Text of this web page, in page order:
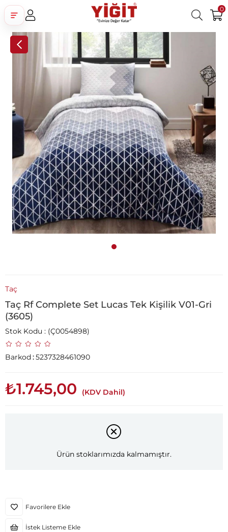
0
Üye Ol Facebook İle Bağlan
Google İle Bağlan
Taç
Taç Rf Complete Set Lucas Tek Kişilik V01-Gri
(3605)
Stok Kodu (Ç0054898)
Barkod:5237328461090
₺1.745,00 (KDV Dahil)
Ürün stoklarımızda kalmamıştır.
Favorilere Ekle
İstek Listeme Ekle